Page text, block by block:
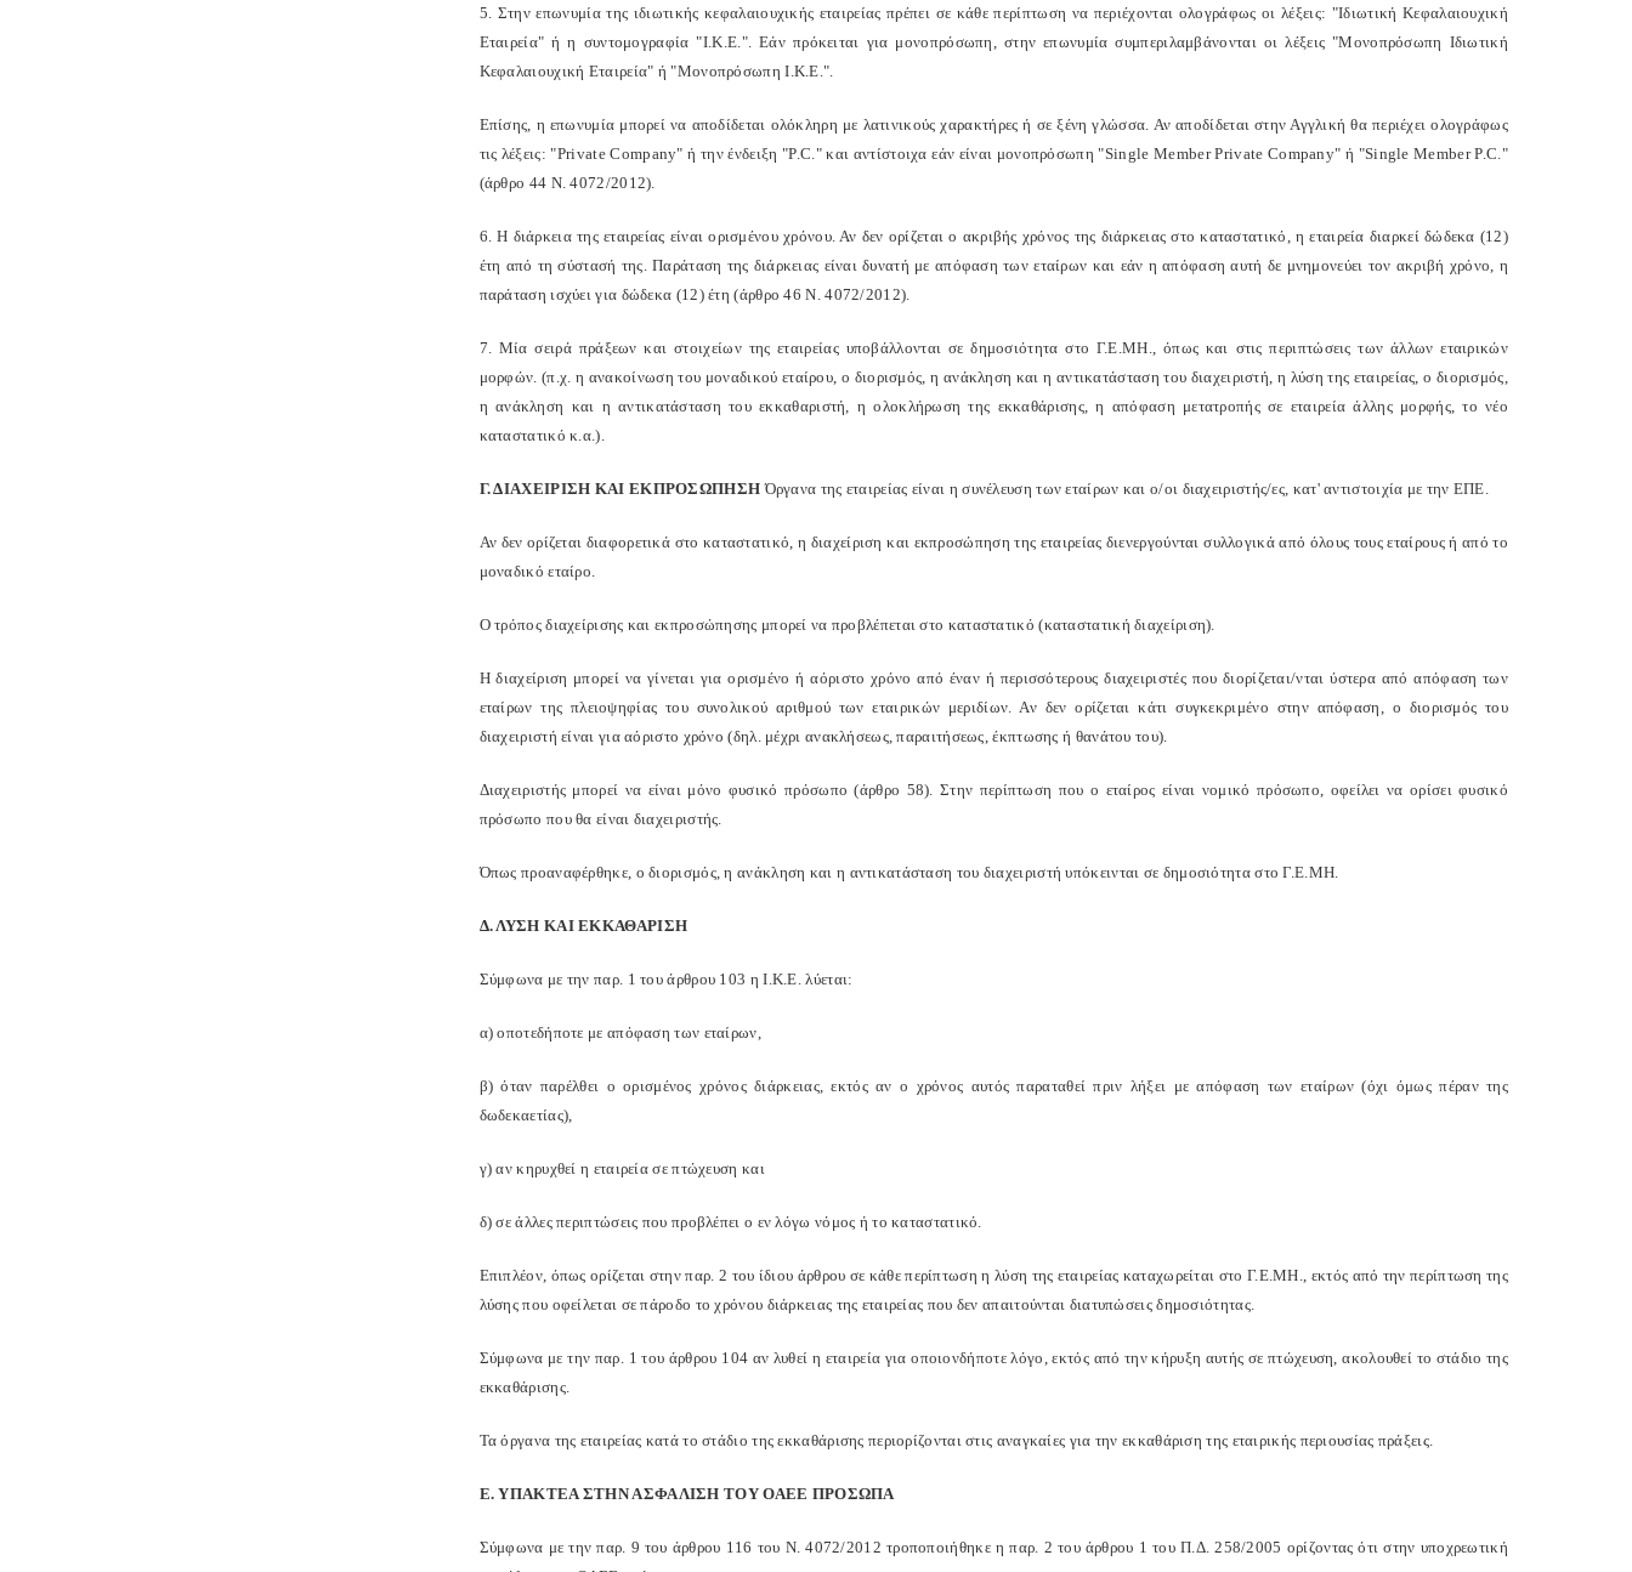
5. Στην επωνυμία της ιδιωτικής κεφαλαιουχικής εταιρείας πρέπει σε κάθε περίπτωση να περιέχονται ολογράφως οι λέξεις: "Ιδιωτική Κεφαλαιουχική
Εταιρεία" ή η συντομογραφία "Ι.Κ.Ε.". Εάν πρόκειται για μονοπρόσωπη, στην επωνυμία συμπεριλαμβάνονται οι λέξεις "Μονοπρόσωπη Ιδιωτική
Κεφαλαιουχική Εταιρεία" ή "Μονοπρόσωπη Ι.Κ.Ε.".
Επίσης, η επωνυμία μπορεί να αποδίδεται ολόκληρη με λατινικούς χαρακτήρες ή σε ξένη γλώσσα. Αν αποδίδεται στην Αγγλική θα περιέχει ολογράφως
τις λέξεις: "Private Company" ή την ένδειξη "P.C." και αντίστοιχα εάν είναι μονοπρόσωπη "Single Member Private Company" ή "Single Member P.C."
(άρθρο 44 Ν. 4072/2012).
6. Η διάρκεια της εταιρείας είναι ορισμένου χρόνου. Αν δεν ορίζεται ο ακριβής χρόνος της διάρκειας στο καταστατικό, η εταιρεία διαρκεί δώδεκα (12)
έτη από τη σύστασή της. Παράταση της διάρκειας είναι δυνατή με απόφαση των εταίρων και εάν η απόφαση αυτή δε μνημονεύει τον ακριβή χρόνο, η
παράταση ισχύει για δώδεκα (12) έτη (άρθρο 46 Ν. 4072/2012).
7. Μία σειρά πράξεων και στοιχείων της εταιρείας υποβάλλονται σε δημοσιότητα στο Γ.Ε.ΜΗ., όπως και στις περιπτώσεις των άλλων εταιρικών
μορφών. (π.χ. η ανακοίνωση του μοναδικού εταίρου, ο διορισμός, η ανάκληση και η αντικατάσταση του διαχειριστή, η λύση της εταιρείας, ο διορισμός,
η ανάκληση και η αντικατάσταση του εκκαθαριστή, η ολοκλήρωση της εκκαθάρισης, η απόφαση μετατροπής σε εταιρεία άλλης μορφής, το νέο
καταστατικό κ.α.).
Γ. ΔΙΑΧΕΙΡΙΣΗ ΚΑΙ ΕΚΠΡΟΣΩΠΗΣΗ Όργανα της εταιρείας είναι η συνέλευση των εταίρων και ο/οι διαχειριστής/ες, κατ' αντιστοιχία με την ΕΠΕ.
Αν δεν ορίζεται διαφορετικά στο καταστατικό, η διαχείριση και εκπροσώπηση της εταιρείας διενεργούνται συλλογικά από όλους τους εταίρους ή από το
μοναδικό εταίρο.
Ο τρόπος διαχείρισης και εκπροσώπησης μπορεί να προβλέπεται στο καταστατικό (καταστατική διαχείριση).
Η διαχείριση μπορεί να γίνεται για ορισμένο ή αόριστο χρόνο από έναν ή περισσότερους διαχειριστές που διορίζεται/νται ύστερα από απόφαση των
εταίρων της πλειοψηφίας του συνολικού αριθμού των εταιρικών μεριδίων. Αν δεν ορίζεται κάτι συγκεκριμένο στην απόφαση, ο διορισμός του
διαχειριστή είναι για αόριστο χρόνο (δηλ. μέχρι ανακλήσεως, παραιτήσεως, έκπτωσης ή θανάτου του).
Διαχειριστής μπορεί να είναι μόνο φυσικό πρόσωπο (άρθρο 58). Στην περίπτωση που ο εταίρος είναι νομικό πρόσωπο, οφείλει να ορίσει φυσικό
πρόσωπο που θα είναι διαχειριστής.
Όπως προαναφέρθηκε, ο διορισμός, η ανάκληση και η αντικατάσταση του διαχειριστή υπόκεινται σε δημοσιότητα στο Γ.Ε.ΜΗ.
Δ. ΛΥΣΗ ΚΑΙ ΕΚΚΑΘΑΡΙΣΗ
Σύμφωνα με την παρ. 1 του άρθρου 103 η Ι.Κ.Ε. λύεται:
α) οποτεδήποτε με απόφαση των εταίρων,
β) όταν παρέλθει ο ορισμένος χρόνος διάρκειας, εκτός αν ο χρόνος αυτός παραταθεί πριν λήξει με απόφαση των εταίρων (όχι όμως πέραν της
δωδεκαετίας),
γ) αν κηρυχθεί η εταιρεία σε πτώχευση και
δ) σε άλλες περιπτώσεις που προβλέπει ο εν λόγω νόμος ή το καταστατικό.
Επιπλέον, όπως ορίζεται στην παρ. 2 του ίδιου άρθρου σε κάθε περίπτωση η λύση της εταιρείας καταχωρείται στο Γ.Ε.ΜΗ., εκτός από την περίπτωση της
λύσης που οφείλεται σε πάροδο το χρόνου διάρκειας της εταιρείας που δεν απαιτούνται διατυπώσεις δημοσιότητας.
Σύμφωνα με την παρ. 1 του άρθρου 104 αν λυθεί η εταιρεία για οποιονδήποτε λόγο, εκτός από την κήρυξη αυτής σε πτώχευση, ακολουθεί το στάδιο της
εκκαθάρισης.
Τα όργανα της εταιρείας κατά το στάδιο της εκκαθάρισης περιορίζονται στις αναγκαίες για την εκκαθάριση της εταιρικής περιουσίας πράξεις.
Ε. ΥΠΑΚΤΕΑ ΣΤΗΝ ΑΣΦΑΛΙΣΗ ΤΟΥ ΟΑΕΕ ΠΡΟΣΩΠΑ
Σύμφωνα με την παρ. 9 του άρθρου 116 του Ν. 4072/2012 τροποποιήθηκε η παρ. 2 του άρθρου 1 του Π.Δ. 258/2005 ορίζοντας ότι στην υποχρεωτική